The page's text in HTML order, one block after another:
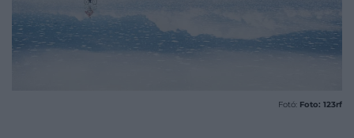
Fotó: Foto: 123rf